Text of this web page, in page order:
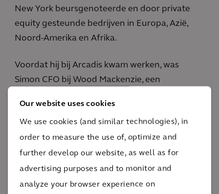
Our website uses cookies
We use cookies (and similar technologies), in
order to measure the use of, optimize and
further develop our website, as well as for
advertising purposes and to monitor and
analyze your browser experience on
New York beursgenoteerde en door private
equity gesteunde bedrijven in Europa, Azië,
Noord-Amerika en Afrika.
Voordat hij bij Arcadis kwam werken, was
Simon CFO bij Wood Mackenzie, een
energie en natuurlijke hulpbronnen. Daarvoor
werkte hij bij ERM, waar hij hielp bij de
transformatie van het bedrijf. Tijdens zijn
dienstverband leidde hij talrijke overnames,
realiseerde hij een aanhoudende jaarlijkse